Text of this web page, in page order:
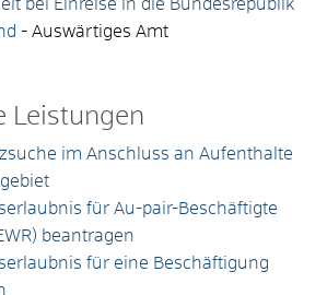
bei Einreise in die Bundesrepublik
- Auswärtiges Amt
Leistungen
im Anschluss an Aufenthalte
für Au-pair-Beschäftigte
beantragen
für eine Beschäftigung